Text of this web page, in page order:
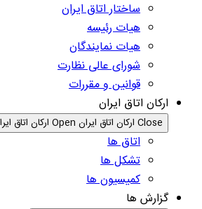
ساختار اتاق ایران
هیات رئیسه
هیات نمایندگان
شورای عالی نظارت
قوانین و مقررات
ارکان اتاق ایران
Close ارکان اتاق ایران Open ارکان اتاق ایران
اتاق ها
تشکل ها
کمیسیون ها
گزارش ها